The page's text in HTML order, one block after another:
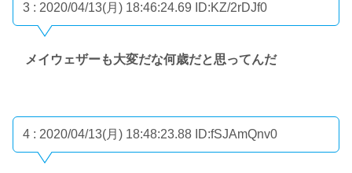
3 : 2020/04/13(月) 18:46:24.69 ID:KZ/2rDJf0
メイウェザーも大変だな何歳だと思ってんだ
4 : 2020/04/13(月) 18:48:23.88 ID:fSJAmQnv0